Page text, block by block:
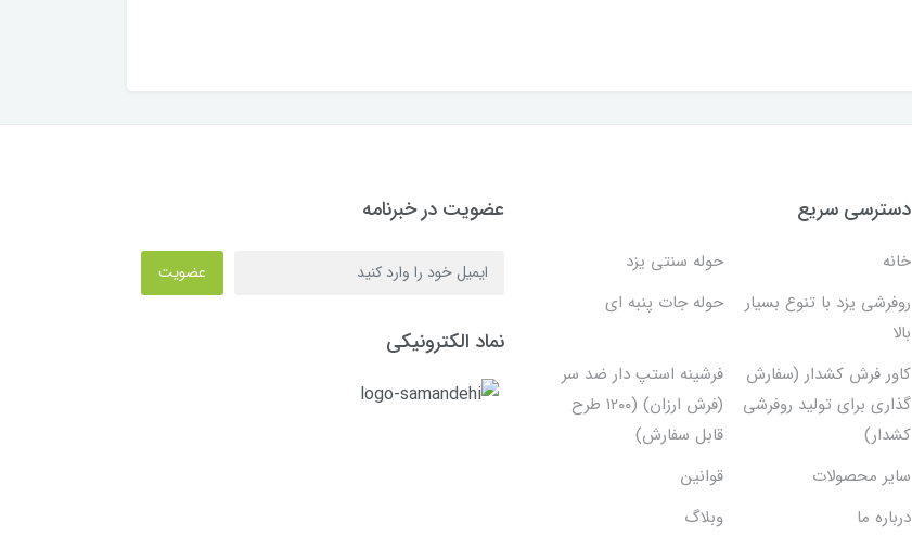
دسترسی سریع
خانه
حوله سنتی یزد
روفرشی یزد با تنوع بسیار
بالا
حوله جات پنبه ای
کاور فرش کشدار (سفارش
گذاری برای تولید روفرشی
کشدار)
فرشینه استپ دار ضد سر
(فرش ارزان) (۱۲۰۰ طرح
قابل سفارش)
سایر محصولات
قوانین
درباره ما
وبلاگ
عضویت در خبرنامه
عضویت
نماد الکترونیکی